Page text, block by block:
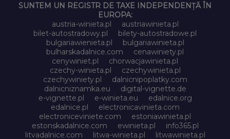
SUNTEM UN REGISTR DE TAXE INDEPENDENȚĂ ÎN
EUROPA:
austria-winieta.pl
austriawinieta.pl
bilet-autostradowy.pl
bilety-autostradowe.pl
bulgariawienieta.pl
bulgariawinieta.pl
bulharskadalnice.com
cenawiniety.pl
cenywiniet.pl
chorwacjawinieta.pl
czechy-winieta.pl
czechywinieta.pl
czechywiniety.pl
dalnicnipoplatky.com
dalnicniznamka.eu
digital-vignette.de
e-vignette.pl
e-winieta.eu
edalnice.org
edalnice.pl
electronicavinieta.com
electroniceviniete.com
estoniawinieta.pl
estonskadalnice.com
ewinieta.pl
info365.pl
litvadalnice.com
litwa-winieta.pl
litwawinieta.pl